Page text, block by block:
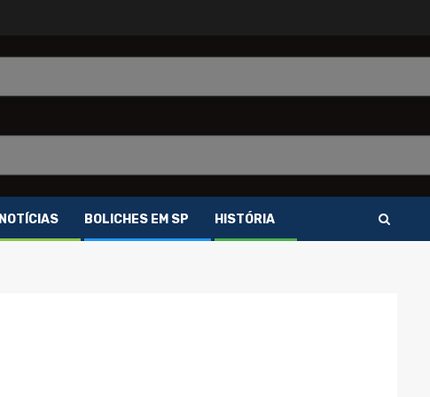
NOTÍCIAS BOLICHES EM SP HISTÓRIA